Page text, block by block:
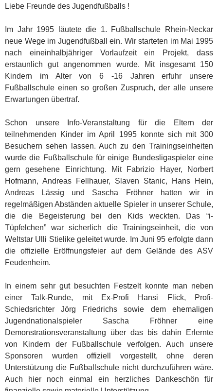
Liebe Freunde des Jugendfußballs !
Im Jahr 1995 läutete die 1. Fußballschule Rhein-Neckar
neue Wege im Jugendfußball ein. Wir starteten im Mai 1995
nach eineinhalbjähriger Vorlaufzeit ein Projekt, dass
erstaunlich gut angenommen wurde. Mit insgesamt 150
Kindern im Alter von 6 -16 Jahren erfuhr unsere
Fußballschule einen so großen Zuspruch, der alle unsere
Erwartungen übertraf.
Schon unsere Info-Veranstaltung für die Eltern der
teilnehmenden Kinder im April 1995 konnte sich mit 300
Besuchern sehen lassen. Auch zu den Trainingseinheiten
wurde die Fußballschule für einige Bundesligaspieler eine
gern gesehene Einrichtung. Mit Fabrizio Hayer, Norbert
Hofmann, Andreas Fellhauer, Slaven Stanic, Hans Hein,
Andreas Lässig und Sascha Fröhner hatten wir in
regelmäßigen Abständen aktuelle Spieler in unserer Schule,
die die Begeisterung bei den Kids weckten. Das “i-
Tüpfelchen” war sicherlich die Trainingseinheit, die von
Weltstar Ulli Stielike geleitet wurde. Im Juni 95 erfolgte dann
die offizielle Eröffnungsfeier auf dem Gelände des ASV
Feudenheim.
In einem sehr gut besuchten Festzelt konnte man neben
einer Talk-Runde, mit Ex-Profi Hansi Flick, Profi-
Schiedsrichter Jörg Friedrichs sowie dem ehemaligen
Jugendnationalspieler Sascha Fröhner eine
Demonstrationsveranstaltung über das bis dahin Erlernte
von Kindern der Fußballschule verfolgen. Auch unsere
Sponsoren wurden offiziell vorgestellt, ohne deren
Unterstützung die Fußballschule nicht durchzuführen wäre.
Auch hier noch einmal ein herzliches Dankeschön für